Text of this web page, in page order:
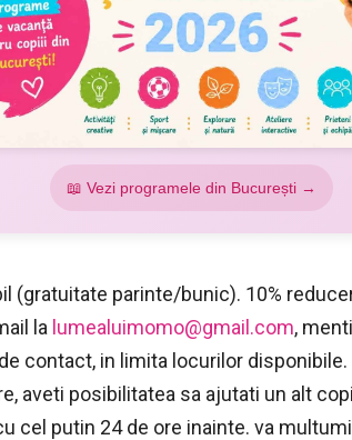
📖 Vezi programele din București →
(gratuitate parinte/bunic). 10%
la lumealuimomo@gmail.com,
contact, in limita locurilor disponibile.
aveti posibilitatea sa ajutati un alt
cel putin 24 de ore inainte. va